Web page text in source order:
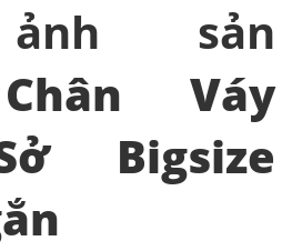
sản
Chân Váy
Bigsize